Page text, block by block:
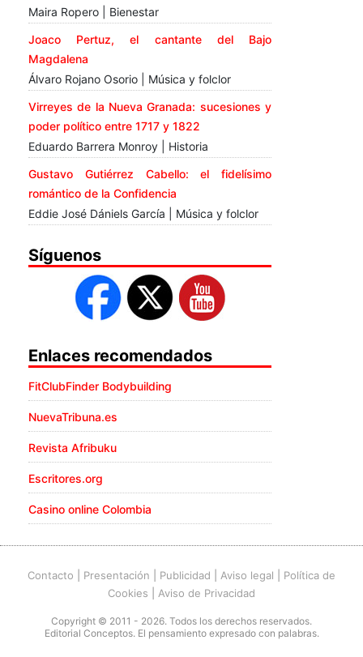
Maira Ropero | Bienestar
Joaco Pertuz, el cantante del Bajo
Magdalena
Álvaro Rojano Osorio | Música y folclor
Virreyes de la Nueva Granada: sucesiones y
poder político entre 1717 y 1822
Eduardo Barrera Monroy | Historia
Gustavo Gutiérrez Cabello: el fidelísimo
romántico de la Confidencia
Eddie José Dániels García | Música y folclor
Síguenos
Enlaces recomendados
FitClubFinder Bodybuilding
NuevaTribuna.es
Revista Afribuku
Escritores.org
Casino online Colombia
Contacto Presentación Publicidad Aviso legal
Política de
Cookies
Aviso de Privacidad
Copyright © 2011 - 2026. Todos los derechos reservados.
Editorial Conceptos. El pensamiento expresado con palabras.